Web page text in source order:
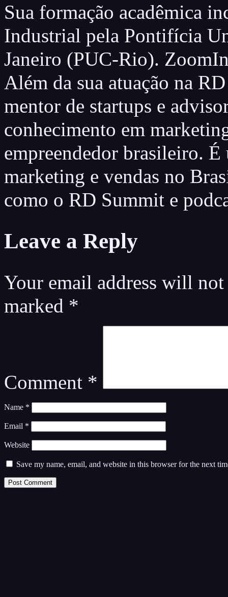
Sua formação acadêmica
Industrial pela Pontifícia
Janeiro (PUC-Rio).
Além da sua atuação na
mentor de startups e
conhecimento em
empreendedor brasileiro.
marketing e vendas no
como o RD Summit e
Leave a Reply
Your email address will
marked *
Comment *
Name *
Email *
Website
Save my name, email, and website in this browser for the next